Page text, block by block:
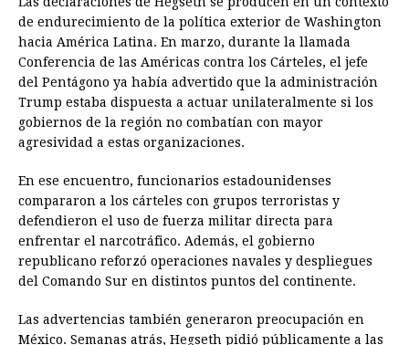
de endurecimiento de la política exterior de Washington
hacia América Latina. En marzo, durante la llamada
Conferencia de las Américas contra los Cárteles, el jefe
del Pentágono ya había advertido que la administración
Trump estaba dispuesta a actuar unilateralmente si los
gobiernos de la región no combatían con mayor
agresividad a estas organizaciones.
En ese encuentro, funcionarios estadounidenses
compararon a los cárteles con grupos terroristas y
defendieron el uso de fuerza militar directa para
enfrentar el narcotráfico. Además, el gobierno
republicano reforzó operaciones navales y despliegues
del Comando Sur en distintos puntos del continente.
Las advertencias también generaron preocupación en
México. Semanas atrás, Hegseth pidió públicamente a las